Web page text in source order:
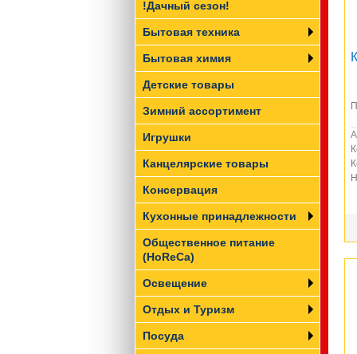
!Дачный сезон!
Бытовая техника
Бытовая химия
Детские товары
Зимний ассортимент
Игрушки
Канцелярские товары
Консервация
Кухонные принадлежности
Общественное питание
(HoReCa)
Освещение
Отдых и Туризм
Посуда